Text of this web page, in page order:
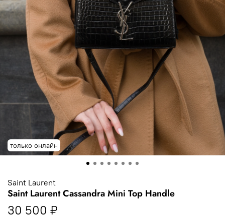
только онлайн
Saint Laurent
Saint Laurent Cassandra Mini Top Handle
30 500 ₽